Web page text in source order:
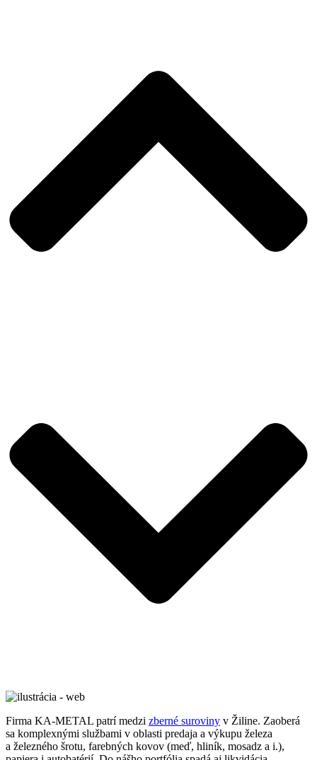
Firma KA-METAL patrí medzi zberné suroviny v Žiline. Zaoberá
sa komplexnými službami v oblasti predaja a výkupu železa
a železného šrotu, farebných kovov (meď, hliník, mosadz a i.),